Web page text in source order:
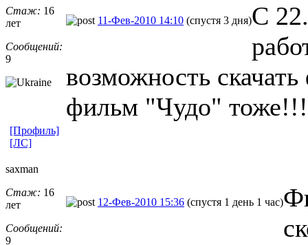
Стаж: 16
лет
Сообщений:
9
11-Фев-2010 14:10 (спустя 3 дня)С
возможность
фильм "Чудо"
[Профиль]
[ЛС]
saxman
Стаж: 16
лет
Сообщений:
9
12-Фев-2010 15:36 (спустя 1 день 1 час)